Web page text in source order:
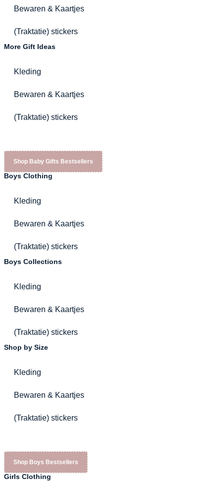
Bewaren & Kaartjes
(Traktatie) stickers
More Gift Ideas
Kleding
Bewaren & Kaartjes
(Traktatie) stickers
Shop Baby Gifts Bestsellers
Boys Clothing
Kleding
Bewaren & Kaartjes
(Traktatie) stickers
Boys Collections
Kleding
Bewaren & Kaartjes
(Traktatie) stickers
Shop by Size
Kleding
Bewaren & Kaartjes
(Traktatie) stickers
Shop Boys Bestsellers
Girls Clothing